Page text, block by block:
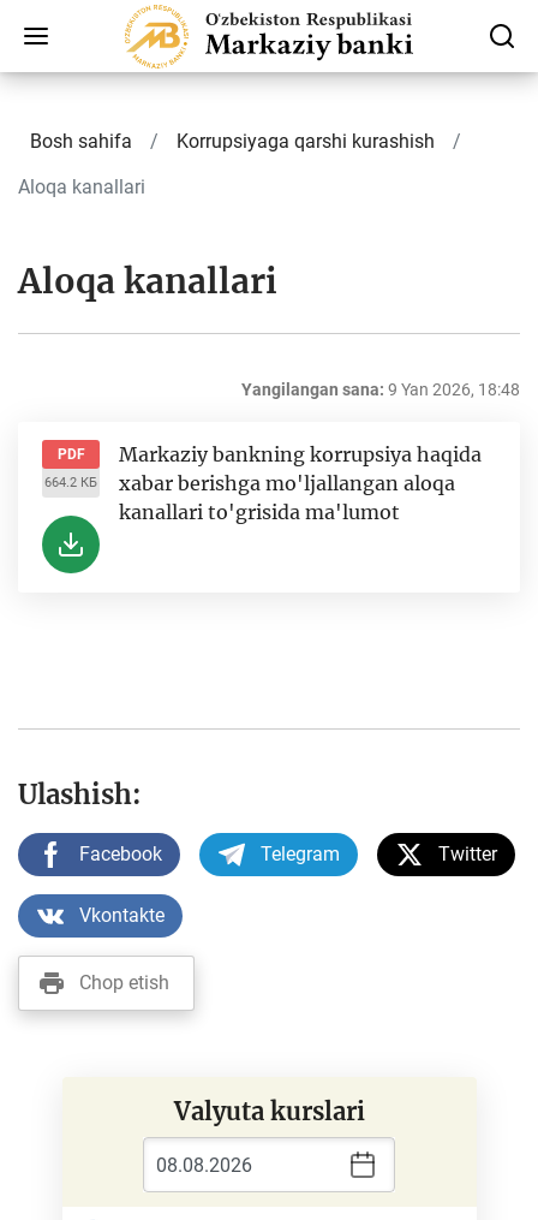
Bosh sahifa
Korrupsiyaga qarshi kurashish
Aloqa kanallari
Aloqa kanallari
Yangilangan sana: 9 Yan 2026, 18:48
PDF
664.2 КБ
Markaziy bankning korrupsiya haqida
xabar berishga mo'ljallangan aloqa
kanallari to'grisida ma'lumot
Ulashish:
Facebook Telegram Twitter
Vkontakte
Chop etish
Valyuta kurslari